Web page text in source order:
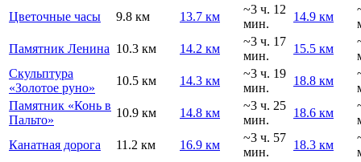
Цветочные часы 9.8 км 13.7 км
~3 ч. 12
мин.
14.9 км
Памятник Ленина 10.3 км 14.2 км
~3 ч. 17
мин.
15.5 км
Скульптура
«Золотое руно»
10.5 км 14.3 км
~3 ч. 19
мин.
18.8 км
Памятник «Конь в
Пальто»
10.9 км 14.8 км
~3 ч. 25
мин.
18.6 км
Канатная дорога
11.2 км 16.9 км
~3 ч. 57
мин.
18.3 км